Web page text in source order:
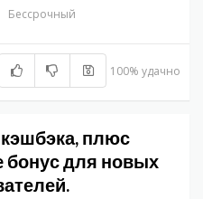
Бессрочный
100% удачно
плюс
бонус для новых